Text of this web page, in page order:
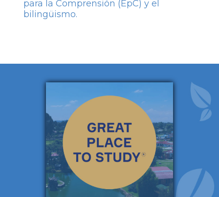
para la Comprensión (EpC) y el
bilingüismo.